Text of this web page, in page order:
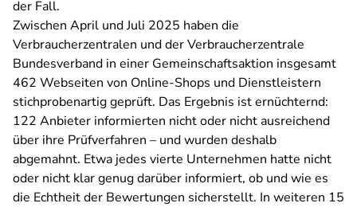
der Fall.
Zwischen April und Juli 2025 haben die
Verbraucherzentralen und der Verbraucherzentrale
Bundesverband in einer Gemeinschaftsaktion insgesamt
462 Webseiten von Online-Shops und Dienstleistern
stichprobenartig geprüft. Das Ergebnis ist ernüchternd:
122 Anbieter informierten nicht oder nicht ausreichend
über ihre Prüfverfahren – und wurden deshalb
abgemahnt. Etwa jedes vierte Unternehmen hatte nicht
oder nicht klar genug darüber informiert, ob und wie es
die Echtheit der Bewertungen sicherstellt. In weiteren 15